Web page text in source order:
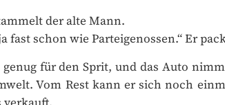
der alte Mann.
fast schon wie Parteigenossen.“ Er
für den Sprit, und das Auto
Vom Rest kann er sich noch